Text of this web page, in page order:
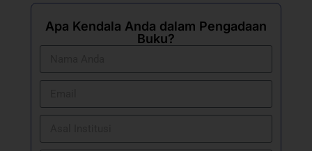
Apa Kendala Anda dalam Pengadaan
Buku?